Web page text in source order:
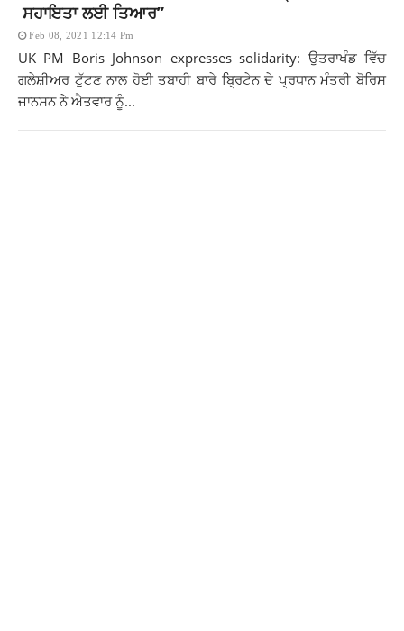
ਸਹਾਇਤਾ ਲਈ ਤਿਆਰ”
Feb 08, 2021 12:14 Pm
UK PM Boris Johnson expresses solidarity: ਉਤਰਾਖੰਡ ਵਿੱਚ
ਗਲੇਸ਼ੀਅਰ ਟੁੱਟਣ ਨਾਲ ਹੋਈ ਤਬਾਹੀ ਬਾਰੇ ਬ੍ਰਿਟੇਨ ਦੇ ਪ੍ਰਧਾਨ ਮੰਤਰੀ ਬੋਰਿਸ
ਜਾਨਸਨ ਨੇ ਐਤਵਾਰ ਨੂੰ...